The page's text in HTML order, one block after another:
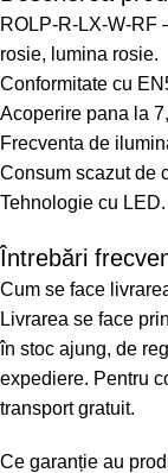
ROLP-R-LX-W-RF
rosie, lumina rosie.
Conformitate cu
Acoperire pana la
Frecventa de
Consum scazut de
Tehnologie cu LED.
Întrebări
Cum se face
Livrarea se face
în stoc ajung, de
expediere. Pentru
transport gratuit.
Ce garanție au